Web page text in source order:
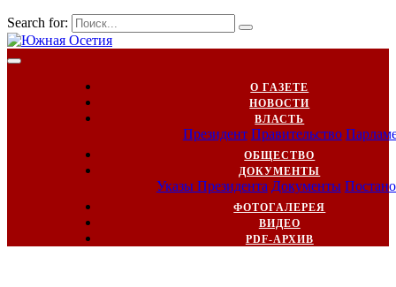
Search for:
О ГАЗЕТЕ
НОВОСТИ
ВЛАСТЬ
Президент Правительство
ОБЩЕСТВО
ДОКУМЕНТЫ
Указы Президента Документы
ФОТОГАЛЕРЕЯ
ВИДЕО
PDF-АРХИВ